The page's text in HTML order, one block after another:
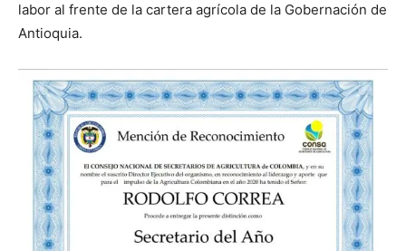
labor al frente de la cartera agrícola de la Gobernación de
Antioquia.